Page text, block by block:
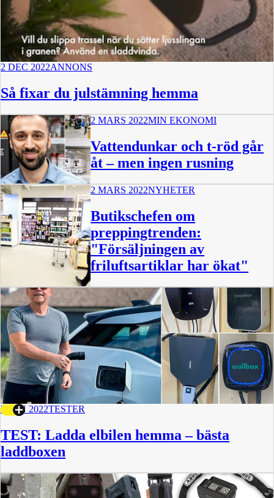
2 DEC 2022ANNONS
Så fixar du julstämning hemma
2 MARS 2022MIN EKONOMI
Vattendunkar och t-röd går
åt – men ingen rusning
1:47
2 MARS 2022NYHETER
Butikschefen om
preppingtrenden:
"Försäljningen av
friluftsartiklar har ökat"
2 JAN 2022TESTER
TEST: Ladda elbilen hemma – bästa
laddboxen